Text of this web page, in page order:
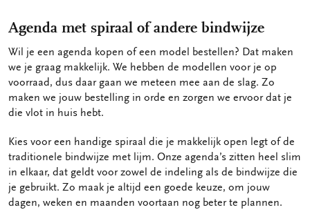
Agenda met spiraal of andere bindwijze
Wil je een agenda kopen of een model bestellen? Dat maken
we je graag makkelijk. We hebben de modellen voor je op
voorraad, dus daar gaan we meteen mee aan de slag. Zo
maken we jouw bestelling in orde en zorgen we ervoor dat je
die vlot in huis hebt.
Kies voor een handige spiraal die je makkelijk open legt of de
traditionele bindwijze met lijm. Onze agenda’s zitten heel slim
in elkaar, dat geldt voor zowel de indeling als de bindwijze die
je gebruikt. Zo maak je altijd een goede keuze, om jouw
dagen, weken en maanden voortaan nog beter te plannen.